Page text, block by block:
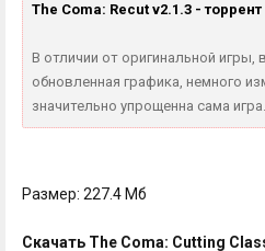
The Coma: Recut v2.1.3 - торрент
В отличии от оригинальной игры,
обновленная графика, немного
значительно упрощенна сама игра.
Размер: 227.4 Мб
Скачать The Coma: Cutting